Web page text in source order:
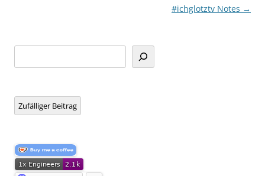
#ichglotztv Notes →
Zufälliger Beitrag